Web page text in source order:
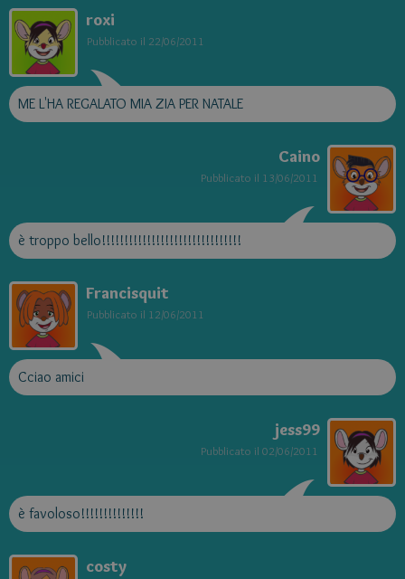
roxi
Pubblicato il 22/06/2011
ME L'HA REGALATO MIA ZIA PER NATALE
Caino
Pubblicato il 13/06/2011
è troppo bello!!!!!!!!!!!!!!!!!!!!!!!!!!!!!!!
Francisquit
Pubblicato il 12/06/2011
Cciao amici
jess99
Pubblicato il 02/06/2011
è favoloso!!!!!!!!!!!!!!
costy